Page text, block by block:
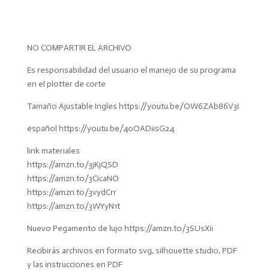
NO COMPARTIR EL ARCHIVO
Es responsabilidad del usuario el manejo de su programa
en el plotter de corte
Tamaño Ajustable Ingles https://youtu.be/OW6ZAb86V3I
español https://youtu.be/40OADiisG24
link materiales
https://amzn.to/3jKjQSD
https://amzn.to/3CicaNO
https://amzn.to/3vydCrr
https://amzn.to/3WYyN1t
Nuevo Pegamento de lujo https://amzn.to/3SUsXii
Recibirás archivos en formato svg, silhouette studio, PDF
y las instrucciones en PDF